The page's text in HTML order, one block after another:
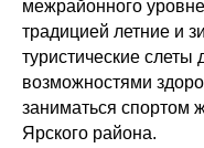
межрайонного
традицией летние и
туристические
возможностями
заниматься спортом
Ярского района.